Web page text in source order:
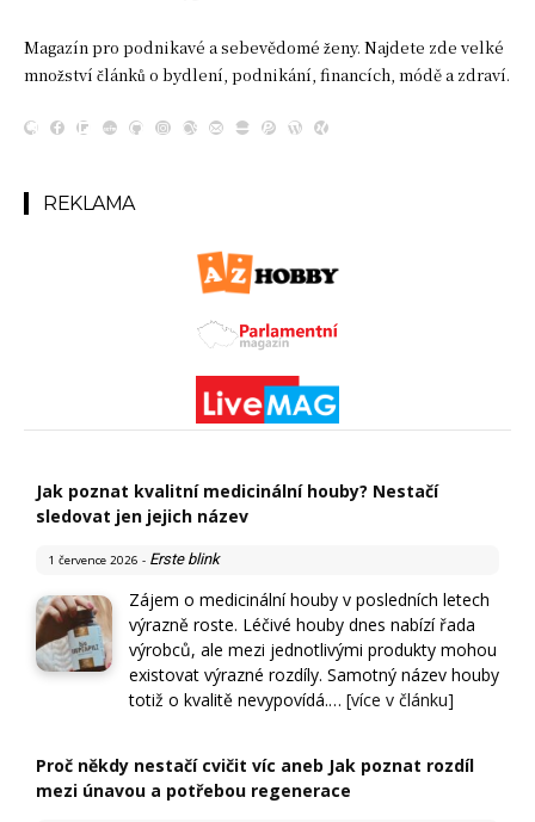
Magazín pro podnikavé a sebevědomé ženy. Najdete zde velké
množství článků o bydlení, podnikání, financích, módě a zdraví.
REKLAMA
Jak poznat kvalitní medicinální houby? Nestačí
sledovat jen jejich název
1 července 2026 - Erste blink
Zájem o medicinální houby v posledních letech
výrazně roste. Léčivé houby dnes nabízí řada
výrobců, ale mezi jednotlivými produkty mohou
existovat výrazné rozdíly. Samotný název houby
totiž o kvalitě nevypovídá.… [více v článku]
Proč někdy nestačí cvičit víc aneb Jak poznat rozdíl
mezi únavou a potřebou regenerace